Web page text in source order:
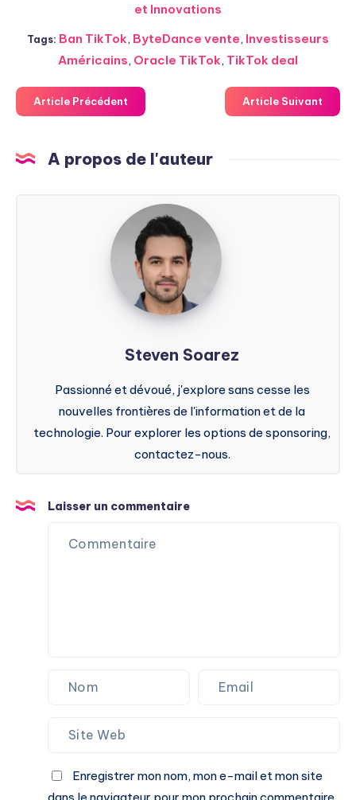
et Innovations
Tags: Ban TikTok, ByteDance vente, Investisseurs
Américains, Oracle TikTok, TikTok deal
Article Précédent Article Suivant
A propos de l'auteur
Steven
Soarez
Steven Soarez
Passionné et dévoué, j'explore sans cesse les
nouvelles frontières de l'information et de la
technologie. Pour explorer les options de sponsoring,
contactez-nous.
Laisser un commentaire
Enregistrer mon nom, mon e-mail et mon site